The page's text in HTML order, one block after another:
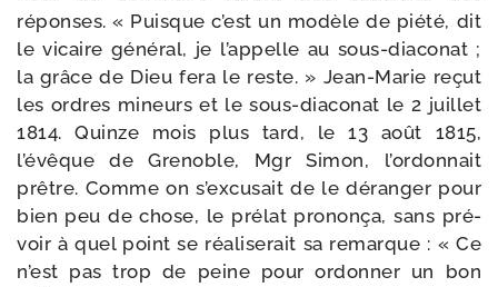
réponses. « Puisque c’est un modèle de pié­té, dit
le vicaire géné­ral, je l’appelle au sous-​diaconat ;
la grâce de Dieu fera le reste. » Jean-​Marie reçut
les ordres mineurs et le sous-​dia­conat le 2 juillet
1814. Quinze mois plus tard, le 13 août 1815,
l’évêque de Grenoble, Mgr Simon, l’ordonnait
prêtre. Comme on s’excusait de le déran­ger pour
bien peu de chose, le pré­lat pro­non­ça, sans pré­
voir à quel point se réa­li­se­rait sa remarque : « Ce
n’est pas trop de peine pour ordon­ner un bon